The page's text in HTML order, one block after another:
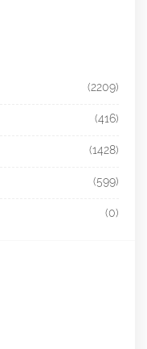
(2209)
(416)
(1428)
(599)
(0)